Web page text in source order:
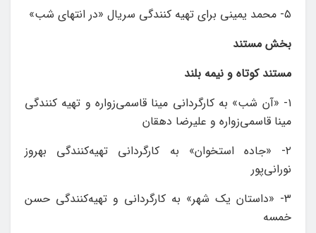
۵- محمد یمینی برای تهیه کنندگی سریال «در انتهای شب»
بخش مستند
مستند کوتاه و نیمه بلند
۱- «آن شب» به کارگردانی مینا قاسمی‌زواره و تهیه کنندگی
مینا قاسمی‌زواره و علیرضا دهقان
۲- «جاده استخوان» به کارگردانی ‌تهیه‌کنندگی بهروز
نورانی‌پور
۳- «داستان یک شهر» به کارگردانی و تهیه‌کنندگی حسن
خمسه